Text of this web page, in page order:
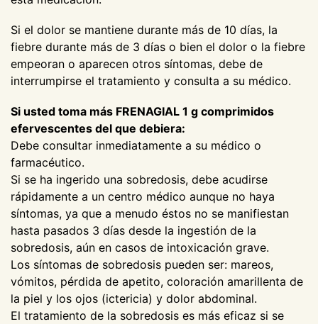
Si el dolor se mantiene durante más de 10 días, la
fiebre durante más de 3 días o bien el dolor o la fiebre
empeoran o aparecen otros síntomas, debe de
interrumpirse el tratamiento y consulta a su médico.
Si usted toma más FRENAGIAL 1 g comprimidos
efervescentes del que debiera:
Debe consultar inmediatamente a su médico o
farmacéutico.
Si se ha ingerido una sobredosis, debe acudirse
rápidamente a un centro médico aunque no haya
síntomas, ya que a menudo éstos no se manifiestan
hasta pasados 3 días desde la ingestión de la
sobredosis, aún en casos de intoxicación grave.
Los síntomas de sobredosis pueden ser: mareos,
vómitos, pérdida de apetito, coloración amarillenta de
la piel y los ojos (ictericia) y dolor abdominal.
El tratamiento de la sobredosis es más eficaz si se